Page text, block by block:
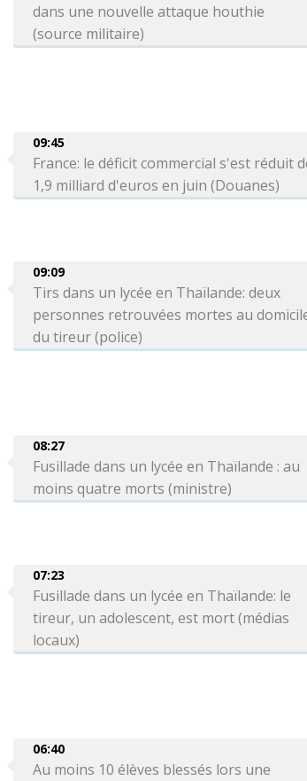
dans une nouvelle attaque houthie
(source militaire)
09:45
France: le déficit commercial s'est réduit
1,9 milliard d'euros en juin (Douanes)
09:09
Tirs dans un lycée en Thaïlande: deux
personnes retrouvées mortes au
du tireur (police)
08:27
Fusillade dans un lycée en Thaïlande : au
moins quatre morts (ministre)
07:23
Fusillade dans un lycée en Thaïlande: le
tireur, un adolescent, est mort (médias
locaux)
06:40
Au moins 10 élèves blessés lors une